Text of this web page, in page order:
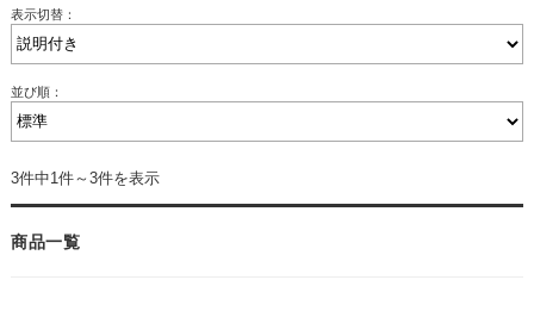
表示切替：
並び順：
3件中1件～3件を表示
商品一覧